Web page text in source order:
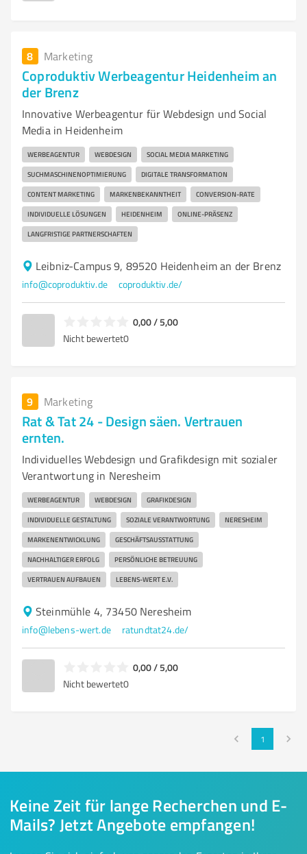
8 Marketing
Coproduktiv Werbeagentur Heidenheim an
der Brenz
Innovative Werbeagentur für Webdesign und Social
Media in Heidenheim
WERBEAGENTUR WEBDESIGN SOCIAL MEDIA MARKETING
SUCHMASCHINENOPTIMIERUNG DIGITALE TRANSFORMATION
CONTENT MARKETING MARKENBEKANNTHEIT CONVERSION-RATE
INDIVIDUELLE LÖSUNGEN HEIDENHEIM ONLINE-PRÄSENZ
LANGFRISTIGE PARTNERSCHAFTEN
Leibniz-Campus 9, 89520 Heidenheim an der Brenz
info@coproduktiv.de coproduktiv.de/
0,00 / 5,00
Nicht bewertet0
9 Marketing
Rat & Tat 24 - Design säen. Vertrauen
ernten.
Individuelles Webdesign und Grafikdesign mit sozialer
Verantwortung in Neresheim
WERBEAGENTUR WEBDESIGN GRAFIKDESIGN
INDIVIDUELLE GESTALTUNG SOZIALE VERANTWORTUNG NERESHEIM
MARKENENTWICKLUNG GESCHÄFTSAUSSTATTUNG
NACHHALTIGER ERFOLG PERSÖNLICHE BETREUUNG
VERTRAUEN AUFBAUEN LEBENS-WERT E.V.
Steinmühle 4, 73450 Neresheim
info@lebens-wert.de ratundtat24.de/
0,00 / 5,00
Nicht bewertet0
1
Keine Zeit für lange Recherchen und E-
Mails? Jetzt Angebote empfangen!